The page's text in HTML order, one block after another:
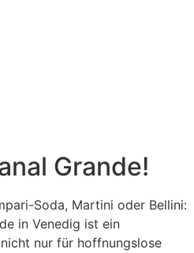
Grande!
Soda, Martini oder Bellini:
in Venedig ist ein
nur für hoffnungslose